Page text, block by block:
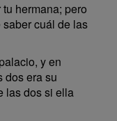
hermana; pero
cuál de las
y en
dos era su
las dos si ella